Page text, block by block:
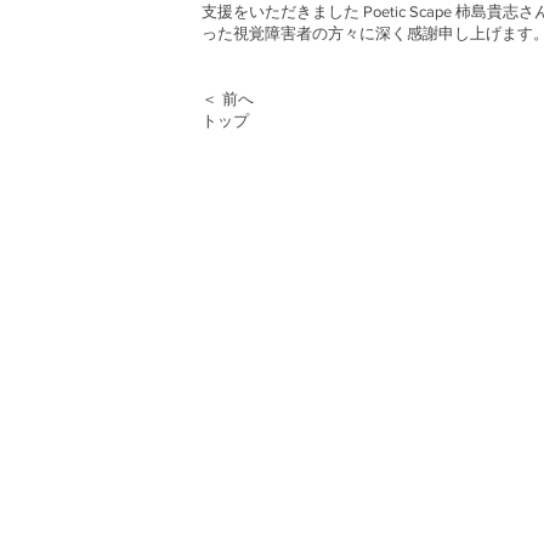
支援をいただきました Poetic Scape 柿島貴志
った視覚障害者の方々に深く感謝申し上げます
＜ 前へ
トップ​​​